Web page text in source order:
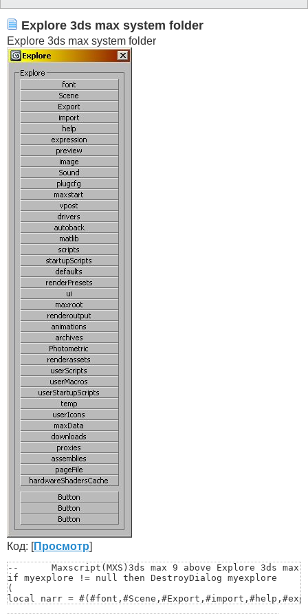
		)
	)
)
Explore 3ds max system folder
Explore 3ds max system folder
Код: [Просмотр]
--	Maxscript(MXS)3ds max 9 above Explore 3ds max system folder by JiSt
if myexplore != null then DestroyDialog myexplore
(
local narr =